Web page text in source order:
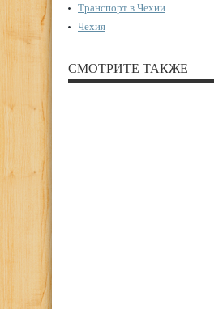
Транспорт в Чехии
Чехия
СМОТРИТЕ ТАКЖЕ